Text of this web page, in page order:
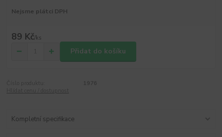
Nejsme plátci DPH
89 Kč/ks
Přidat do košíku
Kompletní specifikace